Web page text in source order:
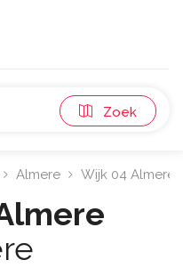
Zoek
Almere Wijk 04 Almere